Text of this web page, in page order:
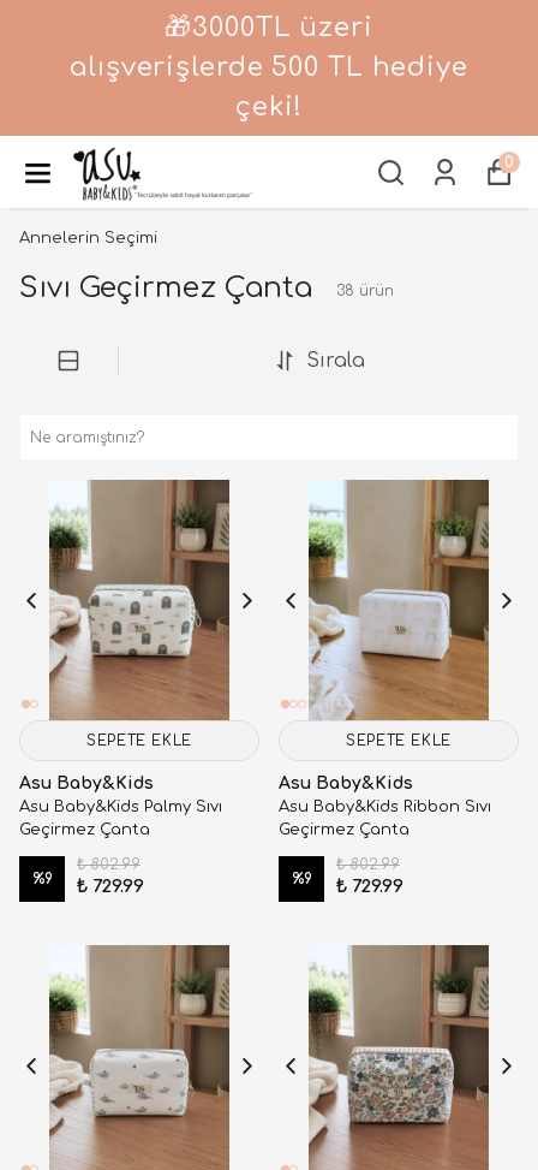
🎁3000TL üzeri
alışverişlerde 500 TL hediye
çeki!
0
Annelerin Seçimi
Sıvı Geçirmez Çanta 38 ürün
Sırala
SEPETE EKLE
Asu Baby&Kids
Asu Baby&Kids Palmy Sıvı
Geçirmez Çanta
%9
₺ 802.99
₺ 729.99
SEPETE EKLE
Asu Baby&Kids
Asu Baby&Kids Ribbon Sıvı
Geçirmez Çanta
%9
₺ 802.99
₺ 729.99